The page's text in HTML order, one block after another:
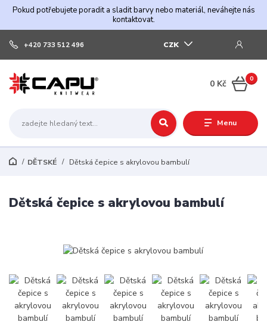
Pokud potřebujete poradit a sladit barvy nebo materiál, neváhejte nás
kontaktovat.
Menu
CZK
+420 733 512 496
0
0 Kč
DĚTSKÉ Dětská čepice s akrylovou bambulí
Dětská čepice s akrylovou bambulí